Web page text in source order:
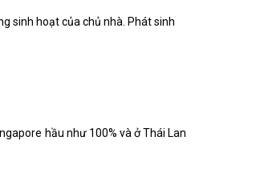
sinh hoạt của chủ nhà. Phát sinh
hầu như 100% và ở Thái Lan